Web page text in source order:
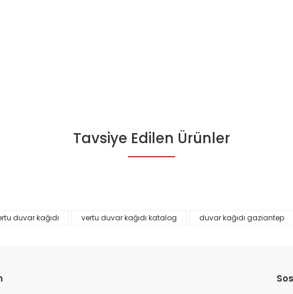
Bu ürüne ilk yorumu siz yapın!
yetersiz gördüğünüz noktaları öneri formunu kullanarak tarafımıza
Tavsiye Edilen Ürünler
duvar kağıdı vertu duvar kağıdı katalog duvar kağıdı gaziantep